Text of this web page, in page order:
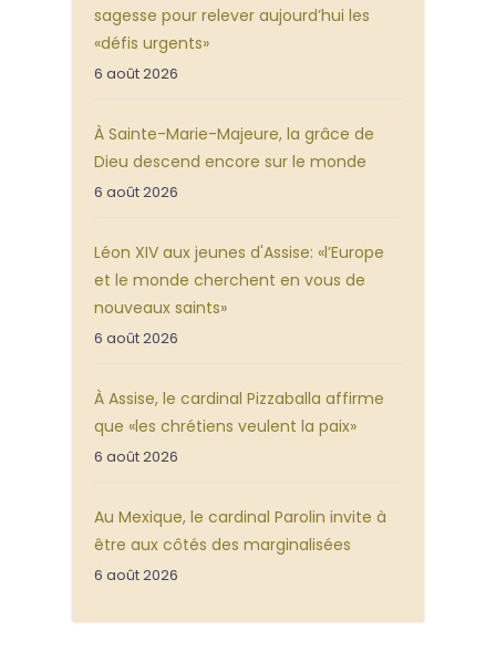
sagesse pour relever aujourd’hui les
«défis urgents»
6 août 2026
À Sainte-Marie-Majeure, la grâce de
Dieu descend encore sur le monde
6 août 2026
Léon XIV aux jeunes d'Assise: «l’Europe
et le monde cherchent en vous de
nouveaux saints»
6 août 2026
À Assise, le cardinal Pizzaballa affirme
que «les chrétiens veulent la paix»
6 août 2026
Au Mexique, le cardinal Parolin invite à
être aux côtés des marginalisées
6 août 2026